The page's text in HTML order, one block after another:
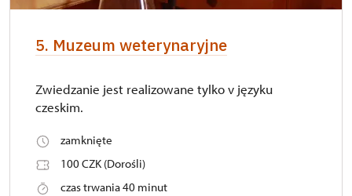
5. Muzeum weterynaryjne
Zwiedzanie jest realizowane tylko v języku
czeskim.
zamknięte
100 CZK (Dorośli)
czas trwania 40 minut